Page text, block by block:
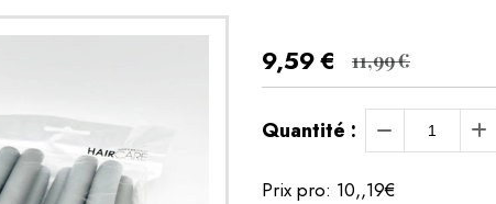
9,59€ 11,99€
Quantité :
Prix pro: 10,,19€